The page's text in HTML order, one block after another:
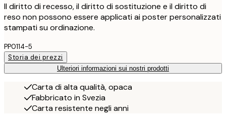
Il diritto di recesso, il diritto di sostituzione e il diritto di
reso non possono essere applicati ai poster personalizzati
stampati su ordinazione.
PP0114-5
Storia dei prezzi
Ulteriori informazioni sui nostri prodotti
Carta di alta qualità, opaca
Fabbricato in Svezia
Carta resistente negli anni